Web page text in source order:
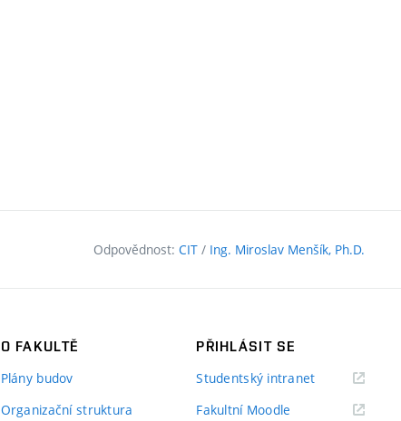
Odpovědnost: CIT / Ing. Miroslav Menšík, Ph.D.
O FAKULTĚ
Plány budov
Organizační struktura
PŘIHLÁSIT SE
Studentský intranet(externí
Fakultní Moodle